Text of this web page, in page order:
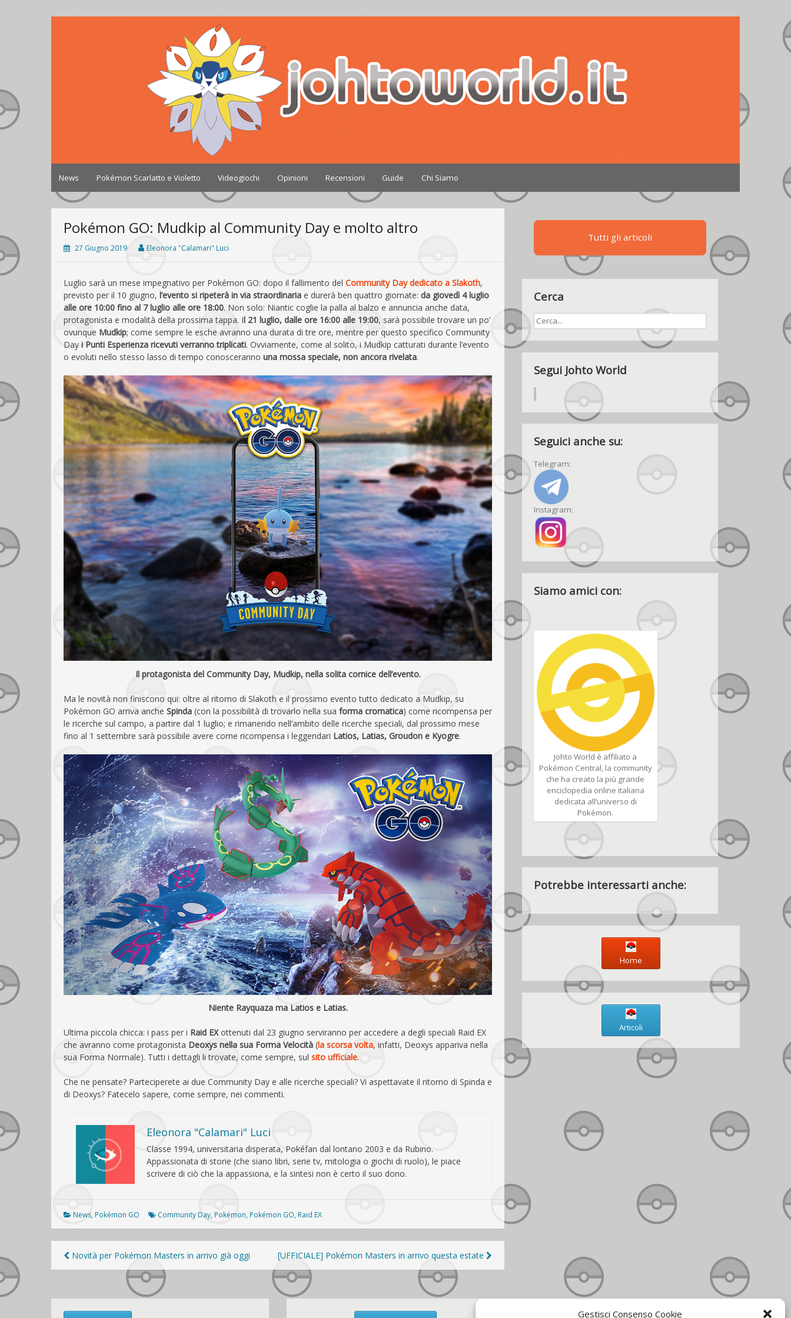
Gestisci Consenso Cookie
Le novità più frizzanti dall'universo Pokémon e Nintendo
News Pokémon Scarlatto e Violetto Videogiochi Opinioni Recensioni Guide Chi Siamo
Pokémon GO: Mudkip al Community Day e molto altro
27 Giugno 2019 Eleonora "Calamari" Luci
Luglio sarà un mese impegnativo per Pokémon GO: dopo il fallimento del Community Day dedicato a Slakoth,
previsto per il 10 giugno, l’evento si ripeterà in via straordinaria e durerà ben quattro giornate: da giovedì 4 luglio
alle ore 10:00 fino al 7 luglio alle ore 18:00. Non solo: Niantic coglie la palla al balzo e annuncia anche data,
protagonista e modalità della prossima tappa. Il 21 luglio, dalle ore 16:00 alle 19:00, sarà possibile trovare un po’
ovunque Mudkip; come sempre le esche avranno una durata di tre ore, mentre per questo specifico Community
Day i Punti Esperienza ricevuti verranno triplicati. Ovviamente, come al solito, i Mudkip catturati durante l’evento
o evoluti nello stesso lasso di tempo conosceranno una mossa speciale, non ancora rivelata.
Il protagonista del Community Day, Mudkip, nella solita cornice dell’evento.
Ma le novità non finiscono qui: oltre al ritorno di Slakoth e il prossimo evento tutto dedicato a Mudkip, su
Pokémon GO arriva anche Spinda (con la possibilità di trovarlo nella sua forma cromatica) come ricompensa per
le ricerche sul campo, a partire dal 1 luglio; e rimanendo nell’ambito delle ricerche speciali, dal prossimo mese
fino al 1 settembre sarà possibile avere come ricompensa i leggendari Latios, Latias, Groudon e Kyogre.
Niente Rayquaza ma Latios e Latias.
Ultima piccola chicca: i pass per i Raid EXottenuti dal 23 giugno serviranno per accedere a degli speciali Raid EX
che avranno come protagonista Deoxys nella sua Forma Velocità (la scorsa volta, infatti, Deoxys appariva nella
sua Forma Normale). Tutti i dettagli li trovate, come sempre, sul sito ufficiale.
Che ne pensate? Parteciperete ai due Community Day e alle ricerche speciali? Vi aspettavate il ritorno di Spinda e
di Deoxys? Fatecelo sapere, come sempre, nei commenti.
Eleonora "Calamari" Luci
Classe 1994, universitaria disperata, Pokéfan dal lontano 2003 e da Rubino.
Appassionata di storie (che siano libri, serie tv, mitologia o giochi di ruolo), le piace
scrivere di ciò che la appassiona, e la sintesi non è certo il suo dono.
News, Pokémon GO Community Day, Pokémon, Pokémon GO, Raid EX
Navigazione
articoli
Novità per Pokémon Masters in arrivo già oggi [UFFICIALE] Pokémon Masters in arrivo questa estate
Tutti gli articoli
Cerca
Segui Johto World
Seguici anche su:
Telegram:
Instagram:
Siamo amici con:
Johto World è affiliato a
Pokémon Central, la community
che ha creato la più grande
enciclopedia online italiana
dedicata all’universo di
Pokémon.
Potrebbe interessarti anche:
Home
Articoli